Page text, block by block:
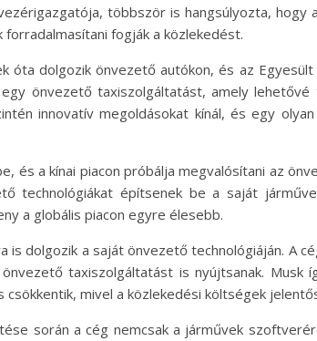
többször is hangsúlyozta,
fogják a közlekedést.
óta dolgozik önvezető autókon, és az
önvezető taxiszolgáltatást, amely
innovatív megoldásokat kínál, és egy
és a kínai piacon próbálja megvalósítani az
technológiákat építsenek be a saját
a globális piacon egyre élesebb.
is dolgozik a saját önvezető technológiáján. A
taxiszolgáltatást is nyújtsanak.
mivel a közlekedési költségek
során a cég nemcsak a járművek